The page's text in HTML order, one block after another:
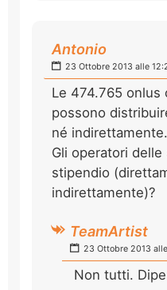
Antonio
23 Ottobre 2013 alle
Le 474.765 onlus
possono
né indirettamente.
Gli operatori
stipendio
indirettamente)?
TeamArtist
23 Ottobre 2013
Non tutti.